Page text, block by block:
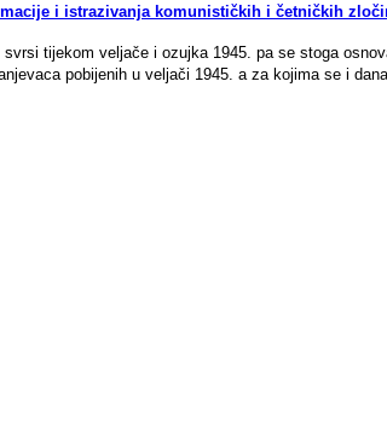
i istrazivanja komunističkih i četničkih
tijekom veljače i ozujka 1945. pa se stoga
pobijenih u veljači 1945. a za kojima se i